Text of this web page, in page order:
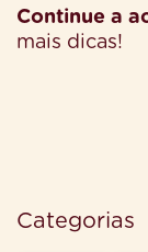
Continue a
mais dicas!
Categorias